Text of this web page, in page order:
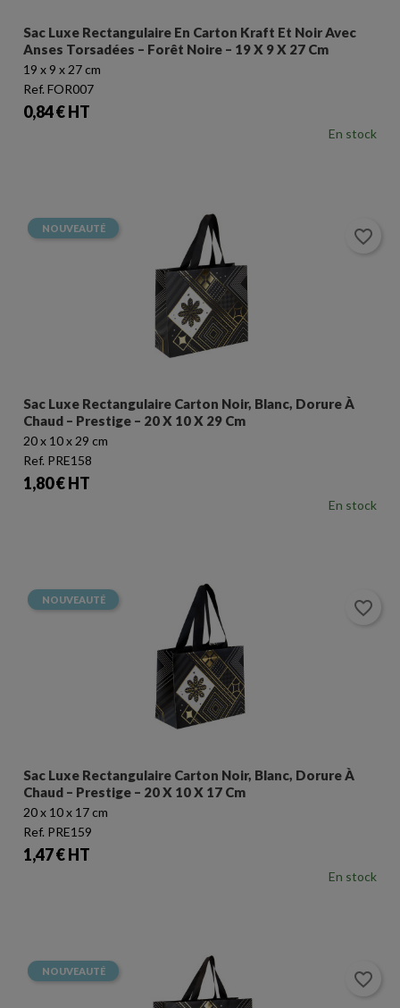
Sac Luxe Rectangulaire En Carton Kraft Et Noir Avec
Anses Torsadées – Forêt Noire – 19 X 9 X 27 Cm
19 x 9 x 27 cm
Ref. FOR007
Prix
0,84 € HT
En stock
Sac Luxe Rectangulaire Carton Noir, Blanc, Dorure À
Chaud – Prestige – 20 X 10 X 29 Cm
20 x 10 x 29 cm
Ref. PRE158
Prix
1,80 € HT
En stock
NOUVEAUTÉ favorite_border
Sac Luxe Rectangulaire Carton Noir, Blanc, Dorure À
Chaud – Prestige – 20 X 10 X 17 Cm
20 x 10 x 17 cm
Ref. PRE159
Prix
1,47 € HT
En stock
NOUVEAUTÉ favorite_border
NOUVEAUTÉ favorite_border